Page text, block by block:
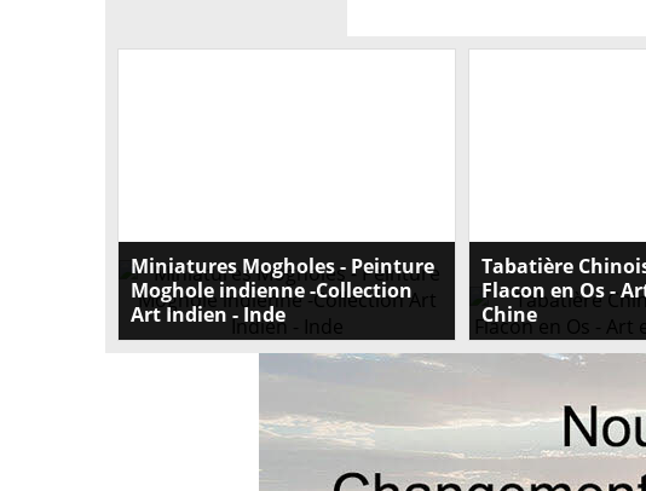
Miniatures Mogholes - Peinture
Moghole indienne -Collection
Art Indien - Inde
Découvrez notre collection de Miniatures
Mogholes, de la peinture Moghole indienne
Tabatière
Flacon en Os -
Chine
Découvrez notre
érotique en os,
chinois. Visitez
vous cette pièce